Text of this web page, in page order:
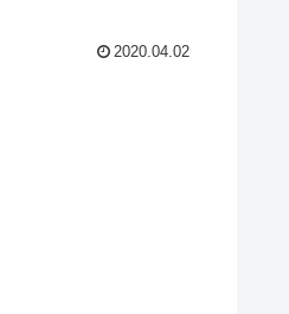
2020.04.02